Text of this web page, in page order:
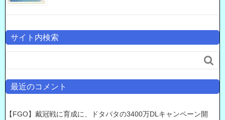
サイト内検索

最近のコメント
【FGO】戴冠戦に育成に、ドタバタの3400万DLキャンペーン開